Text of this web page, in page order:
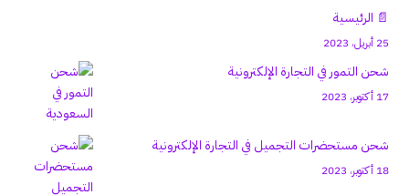
📄 الرئيسية
25 أبريل، 2023
شحن التمور في التجارة الإلكترونية
17 أكتوبر، 2023
شحن مستحضرات التجميل في التجارة الإلكترونية
18 أكتوبر، 2023